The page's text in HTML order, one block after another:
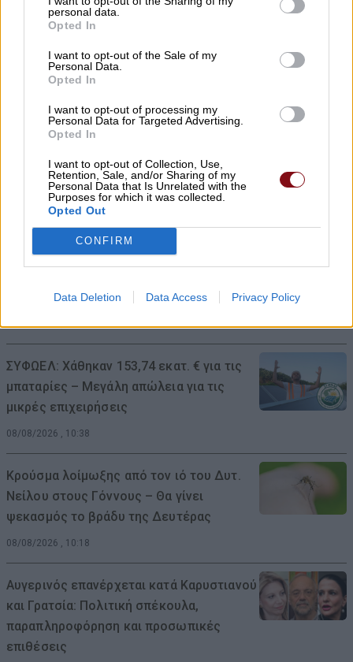
personal data.
Opted In
I want to opt-out of the Sale of my
Personal Data.
Opted In
I want to opt-out of processing my
Personal Data for Targeted Advertising.
Opted In
I want to opt-out of Collection, Use,
Retention, Sale, and/or Sharing of my
Personal Data that Is Unrelated with the
Purposes for which it was collected.
Opted Out
CONFIRM
Data Deletion Data Access Privacy Policy
μια μύγα; Το παράξενο πείραμα που
08/08/2026 , 15:47
Η Ελλάδα χάνει το τρένο των startups:
Εκτός top 50 την ώρα που Κύπρος,
Μακεδονία και Αλβανία επιταχύνουν
08/08/2026 , 12:40
Χρ. Καπετάνος: «Ένα αίτημα 25 ετών
γίνεται πράξη. Εξασφαλίστηκε η
Δημοτικό Κτίριο Συκουρίου»
08/08/2026 , 10:53
ΣΥΦΩΕΛ: Χάθηκαν 153,74 εκατ. € για τις
μπαταρίες – Μεγάλη απώλεια για τις
μικρές επιχειρήσεις
08/08/2026 , 10:38
Κρούσμα λοίμωξης από τον ιό του Δυτ.
Νείλου στους Γόννους – Θα γίνει
ψεκασμός το βράδυ της Δευτέρας
08/08/2026 , 10:18
Αυγερινός επανέρχεται κατά Καρυστιανού
και Γρατσία: Πολιτική σπέκουλα,
παραπληροφόρηση και προσωπικές
επιθέσεις